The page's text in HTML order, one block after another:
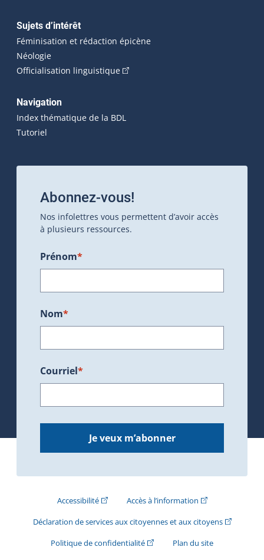
Sujets d’intérêt
Féminisation et rédaction épicène
Néologie
Officialisation linguistique(Cet hyperlien externe s'ouvrira
Navigation
Index thématique de la BDL
Tutoriel
Abonnez-vous!
Nos infolettres vous permettent d’avoir accès
à plusieurs ressources.
Prénom*
Nom*
Courriel*
Je veux m’abonner
Accessibilité(Cet hyperlien externe s'ouvrira dans une
Accès à l’information(Cet hyperlien
Déclaration de services aux citoyennes et aux citoyens(Cet
Politique de confidentialité(Cet hyperlien externe s'ouvrira
Plan du site